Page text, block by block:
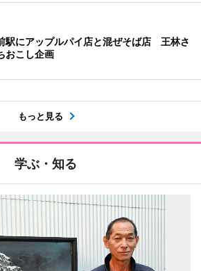
駅にアップルパイ店と混ぜそば店 王林さ
おこし企画
もっと見る
学ぶ・知る